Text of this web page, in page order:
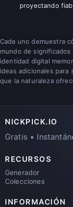
proyectando
Cada uno demuestra
mundo de
identidad digital
ideas adicionales
que la naturaleza
NICKPICK.IO
Gratis •
RECURSOS
Generador
Colecciones
INFORMACIÓN